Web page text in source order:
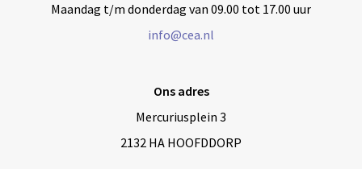
Maandag t/m donderdag van 09.00 tot 17.00 uur
info@cea.nl
Ons adres
Mercuriusplein 3
2132 HA HOOFDDORP